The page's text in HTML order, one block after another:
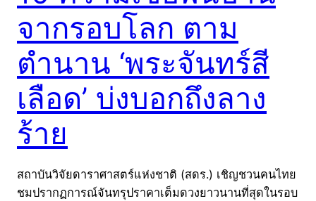
จากรอบโลก ตาม
ตำนาน ‘พระจันทร์สี
เลือด’ บ่งบอกถึงลาง
ร้าย
สถาบันวิจัยดาราศาสตร์แห่งชาติ (สดร.) เชิญชวนคนไทย
ชมปรากฏการณ์จันทรุปราคาเต็มดวงยาวนานที่สุดในรอบ